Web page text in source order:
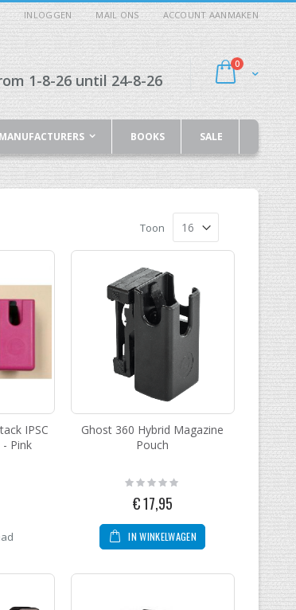
INLOGGEN MAIL ONS ACCOUNT AANMAKEN
Cart
0producten
1-8-26 until 24-8-26
MANUFACTURERS BOOKS SALE
Toon
IPSC
Pink
Ghost 360 Hybrid Magazine
Pouch
Rating:
0%
€ 17,95
IN WINKELWAGEN